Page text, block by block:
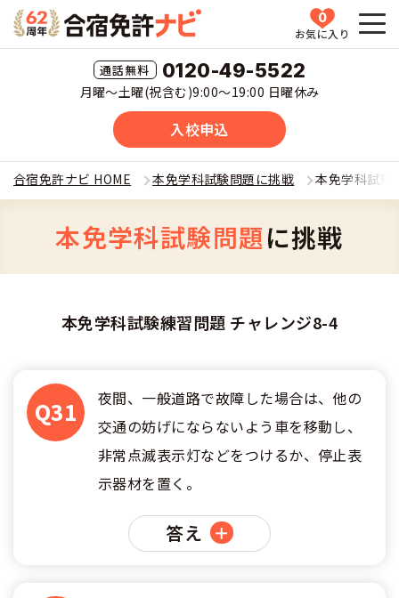
0
お気に入り
0120-49-5522
月曜〜土曜(祝含む)9:00〜19:00 日曜休み
入校申込
HOME
教習所一覧
運転免許の種類(車種)を選ぶ
普通二輪
大型二輪
準中型車
中型車
大型車
特集ページ一覧
格安シーズン料金
出発地別おすすめ校
こだわり、テーマから探す
合宿免許とは
合宿免許選びのアドバイス
合宿免許の入校までの流れ
合宿免許での免許取得の流れ
合宿免許一日の過ごし方
合宿免許に役立つ情報
合宿免許で最短合格するには
高校生は運転免許を取れる？
免許取消・失効による再取得
冬・雪国の合宿免許は大丈夫？
会社情報・代表メッセージ
お気に入りの教習所一覧
運転者適性診断
0120-49-5522
合宿免許ナビ HOME 本免学科試験問題に挑戦 本免学科試験
本免学科試験問題に挑戦
本免学科試験練習問題 チャレンジ8-4
Q31
夜間、一般道路で故障した場合は、他の
交通の妨げにならないよう車を移動し、
非常点滅表示灯などをつけるか、停止表
示器材を置く。
答え